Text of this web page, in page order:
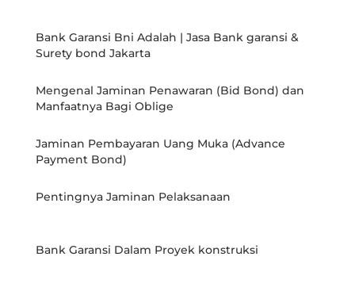
Bank Garansi Bni Adalah | Jasa Bank garansi &
Surety bond Jakarta
Mengenal Jaminan Penawaran (Bid Bond) dan
Manfaatnya Bagi Oblige
Jaminan Pembayaran Uang Muka (Advance
Payment Bond)
Pentingnya Jaminan Pelaksanaan
Bank Garansi Dalam Proyek konstruksi